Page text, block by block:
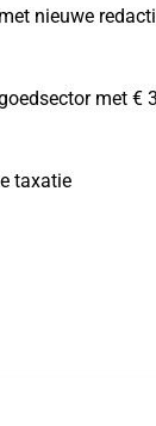
nieuwe
met €
taxatie